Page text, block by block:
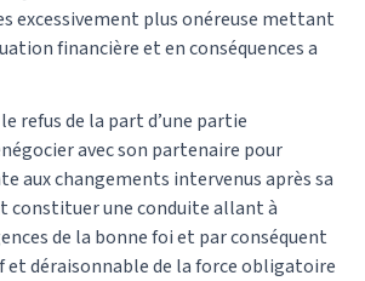
excessivement plus onéreuse mettant
financière et en conséquences a
refus de la part d’une partie
avec son partenaire pour
aux changements intervenus après sa
constituer une conduite allant à
de la bonne foi et par conséquent
et déraisonnable de la force obligatoire